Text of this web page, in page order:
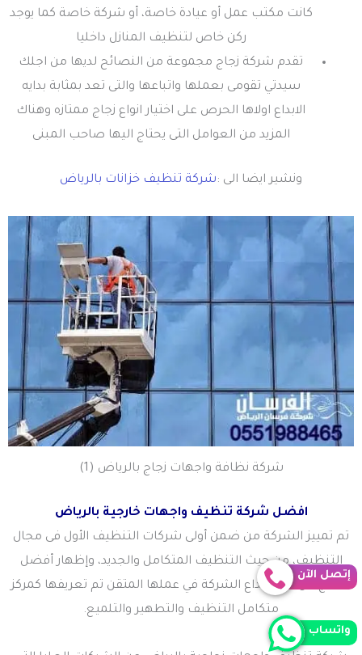
كانت مكتب عمل أو عيادة خاصة، أو شركة خاصة كما يوجد
ركن خاص لتنظيف المنازل داخليا
تقدم شركة زجاج مجموعة من النصائح لديها من اجلك
سيدتي تقومى بعملها واتباعها والتى تعد بمثابة بدايه
الابداع اولاها الحرص على اختيار انواع زجاج ممتازه وهناك
المزيد من العوامل التى يحتاج اليها صاحب المبنى
ونشير ايضا الى :شركة تنظيف خزانات بالرياض
شركة نظافة واجهات زجاج بالرياض (1)
افضل شركة تنظيف واجهات خارجية بالرياض
تم تمييز الشركة من ضمن أولى شركات التنظيف الأول فى مجال
التنظيف، من حيث التنظيف المتكامل والجديد، وإظهار أفضل
النتائج من خلال إبداع الشركة في عملها المتقن تم تعريفها كمركز
متكامل التنظيف والتطهير والتلميع.
إتصل الآن
واتساب